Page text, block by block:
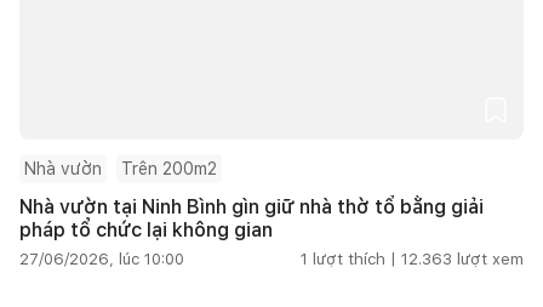
Nhà vườn Trên 200m2
Nhà vườn tại Ninh Bình gìn giữ nhà thờ tổ bằng giải
pháp tổ chức lại không gian
27/06/2026, lúc 10:00 1 lượt thích | 12.363 lượt xem